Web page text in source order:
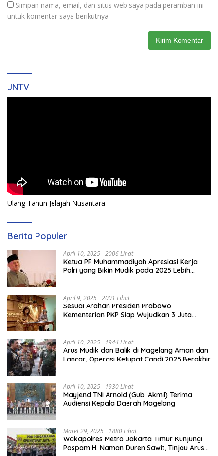
Simpan nama, email, dan situs web saya pada peramban ini
untuk komentar saya berikutnya.
JNTV
Ulang Tahun Jelajah Nusantara
Berita Populer
April 10, 2025 2006 Lihat
Ketua PP Muhammadiyah Apresiasi Kerja
Polri yang Bikin Mudik pada 2025 Lebih
April 9, 2025 2001 Lihat
Sesuai Arahan Presiden Prabowo
Kementerian PKP Siap Wujudkan 3 Juta
April 10, 2025 1944 Lihat
Arus Mudik dan Balik di Magelang Aman dan
Lancar, Operasi Ketupat Candi 2025 Berakhir
April 10, 2025 1930 Lihat
Mayjend TNI Arnold (Gub. Akmil) Terima
Audiensi Kepala Daerah Magelang
Maret 29, 2025 1880 Lihat
Wakapolres Metro Jakarta Timur Kunjungi
Pospam H. Naman Duren Sawit, Tinjau Arus